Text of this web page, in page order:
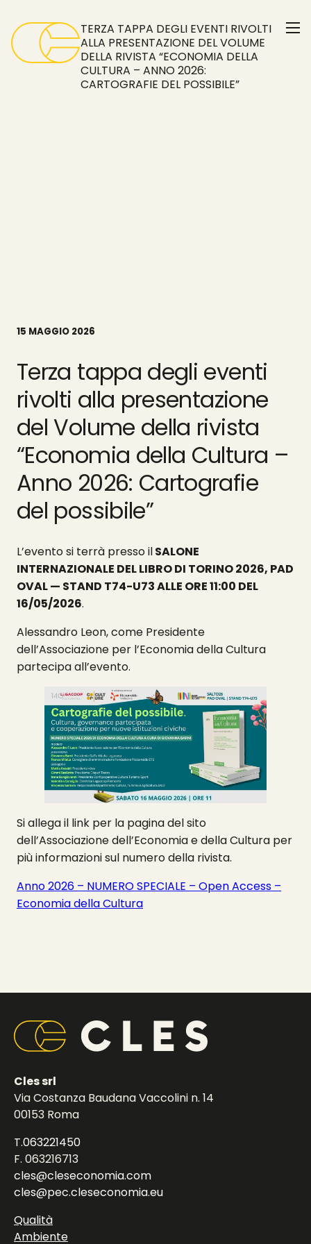
the
content
TERZA TAPPA DEGLI EVENTI RIVOLTI
ALLA PRESENTAZIONE DEL VOLUME
DELLA RIVISTA “ECONOMIA DELLA
CULTURA – ANNO 2026:
CARTOGRAFIE DEL POSSIBILE”
15 MAGGIO 2026
Terza tappa degli eventi
rivolti alla presentazione
del Volume della rivista
“Economia della Cultura –
Anno 2026: Cartografie
del possibile”
L’evento si terrà presso ilSALONE
INTERNAZIONALE DEL LIBRO DI TORINO 2026, PAD
OVAL — STAND T74-U73ALLE ORE 11:00 DEL
16/05/2026.
Alessandro Leon, come Presidente
dell’Associazione per l’Economia della Cultura
partecipa all’evento.
Si allega il link per la pagina del sito
dell’Associazione dell’Economia e della Cultura per
più informazioni sul numero della rivista.
Anno 2026 – NUMERO SPECIALE – Open Access –
Economia della Cultura
Cles srl
Via Costanza Baudana Vaccolini n. 14
00153 Roma
T.063221450
F. 063216713
cles@cleseconomia.com
cles@pec.cleseconomia.eu
Qualità
Ambiente